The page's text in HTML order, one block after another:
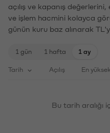
açılış ve kapanış
ve işlem hacmini kolayca
günün kuru baz alınarak
1 gün 1 hafta 1 ay
Tarih Açılış En yüksek
Bu tarih aralığı